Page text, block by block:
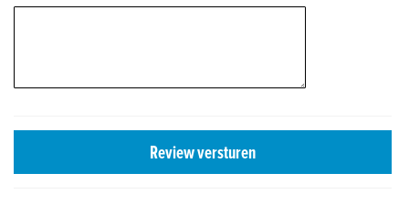
Review versturen